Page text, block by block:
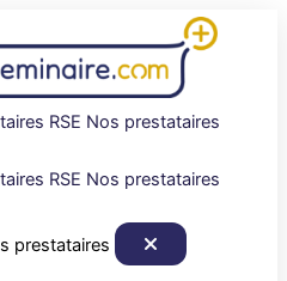
RSE Nos prestataires
RSE Nos prestataires
prestataires